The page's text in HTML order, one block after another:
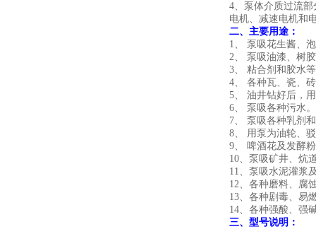
4、泵体介质过流
电机、减速电机和
二、 主要用途：
1、 泵吸花生酱、
2、 泵吸油漆、树
3、 粘合剂和胶水
4、 各种瓦、瓷、
5、 油井钻好后，
6、 泵吸各种污水。
7、 泵吸各种乳剂
8、 用泵为油轮、
9、 啤酒花及发酵
10、泵吸矿井、炕
11、泵吸水泥灌浆
12、各种磨料、腐
13、各种剧毒、易
14、各种强酸、强
三、 型号说明：